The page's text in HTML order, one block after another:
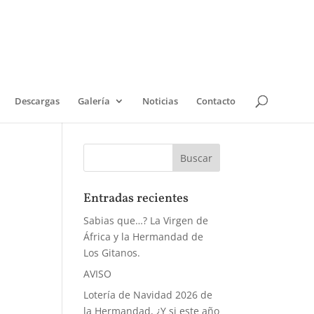
Descargas Galería Noticias Contacto
Entradas recientes
Sabias que…? La Virgen de
África y la Hermandad de
Los Gitanos.
AVISO
Lotería de Navidad 2026 de
la Hermandad, ¿Y si este año